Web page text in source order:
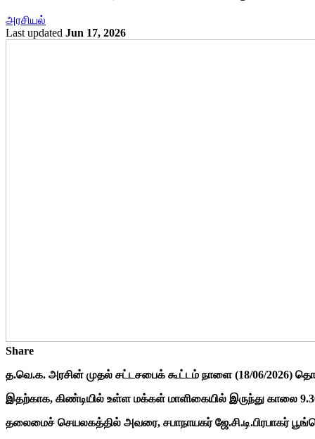
அரசியல்
Last updated Jun 17, 2026
Share
த.வெ.க. அரசின் முதல் சட்டசபைக் கூட்டம் நாளை (18/06/2026)
இதற்காக, கிண்டியில் உள்ள மக்கள் மாளிகையில் இருந்து காலை
தலைமைச் செயலகத்தில் அவரை, சபாநாயகர் ஜே.சி.டி.பிரபாகர்